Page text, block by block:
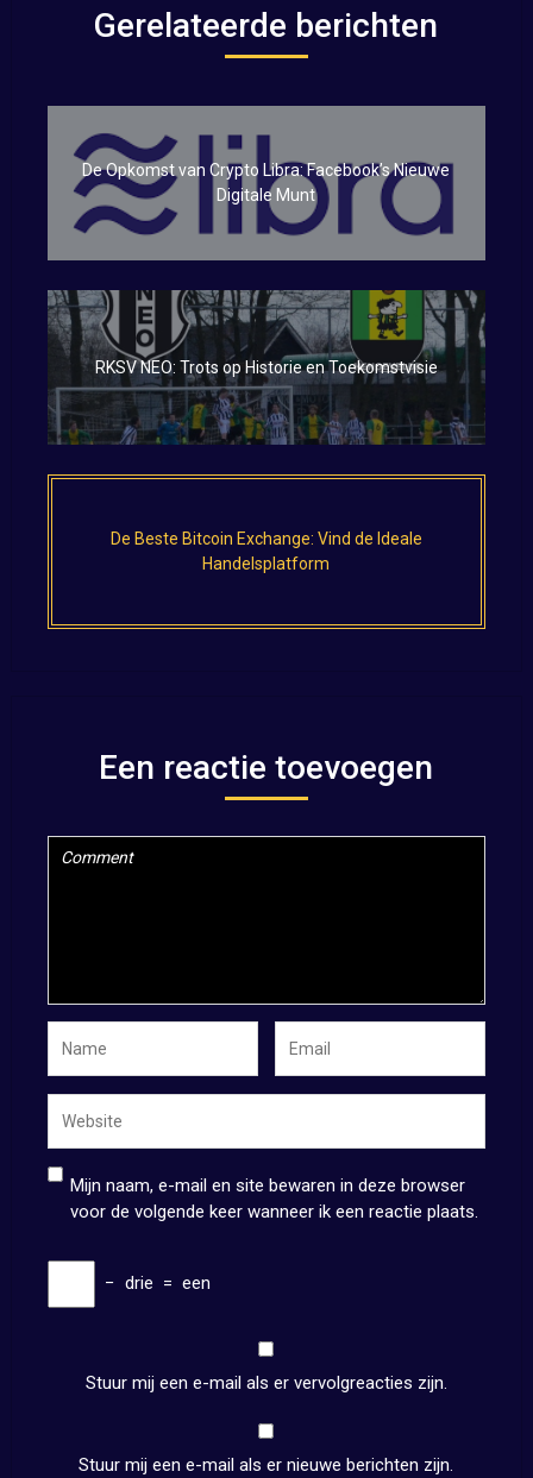
Gerelateerde berichten
De Opkomst van Crypto Libra: Facebook’s Nieuwe
Digitale Munt
RKSV NEO: Trots op Historie en Toekomstvisie
De Beste Bitcoin Exchange: Vind de Ideale
Handelsplatform
Een reactie toevoegen
Mijn naam, e-mail en site bewaren in deze browser
voor de volgende keer wanneer ik een reactie plaats.
− drie = een
Stuur mij een e-mail als er vervolgreacties zijn.
Stuur mij een e-mail als er nieuwe berichten zijn.